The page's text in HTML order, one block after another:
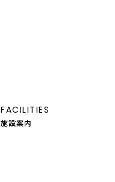
FACILITIES
施設案内